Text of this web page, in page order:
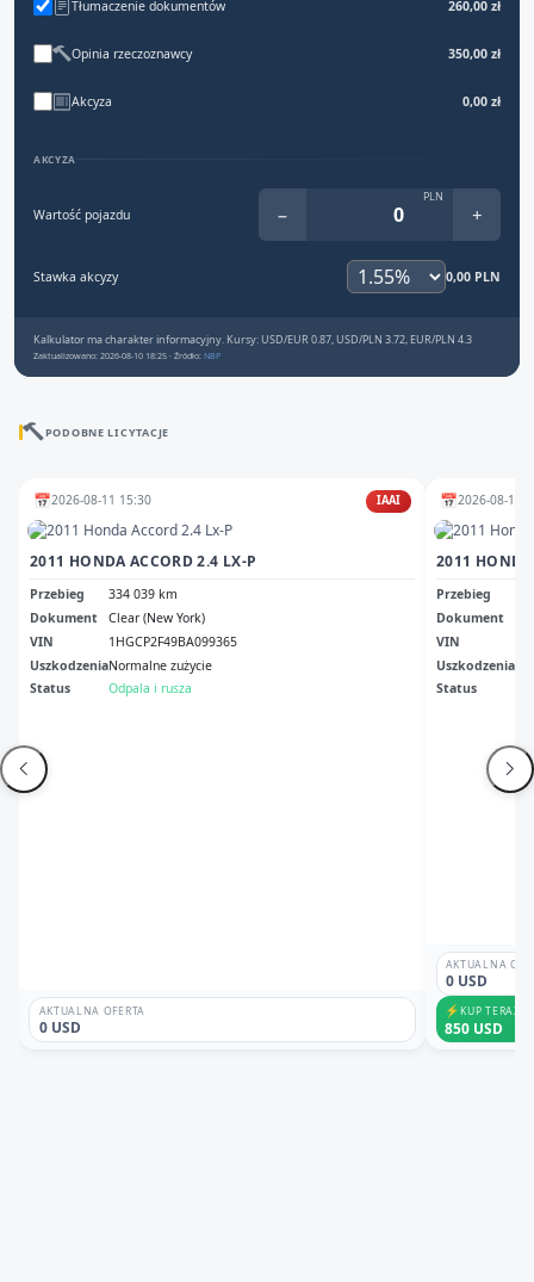
Tłumaczenie dokumentów 260,00 zł
Opinia rzeczoznawcy 350,00 zł
Akcyza 0,00 zł
AKCYZA
Wartość pojazdu −
PLN
+
Stawka akcyzy 0,00 PLN
Kalkulator ma charakter informacyjny. Kursy: USD/EUR 0.87, USD/PLN 3.72, EUR/PLN 4.3
Zaktualizowano: 2026-08-10 18:25 · Źródło: NBP
PODOBNE LICYTACJE
📅2026-08-11 15:30 IAAI
2011 HONDA ACCORD 2.4 LX-P
Przebieg
334 039 km
Dokument
Clear (New York)
VIN
1HGCP2F49BA099365
UszkodzeniaNormalne zużycie
Status
Odpala i rusza
AKTUALNA OFERTA
0 USD
📅2026-08-13
2011
Przebieg
Dokument
VIN
Uszkodzenia
Status
AKTUALNA
0 USD
⚡KUP TERAZ
850 USD